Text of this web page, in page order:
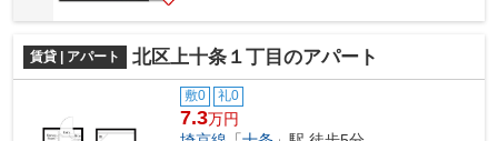
賃貸 | アパート 北区上十条１丁目のアパート
敷0 礼0
7.3万円